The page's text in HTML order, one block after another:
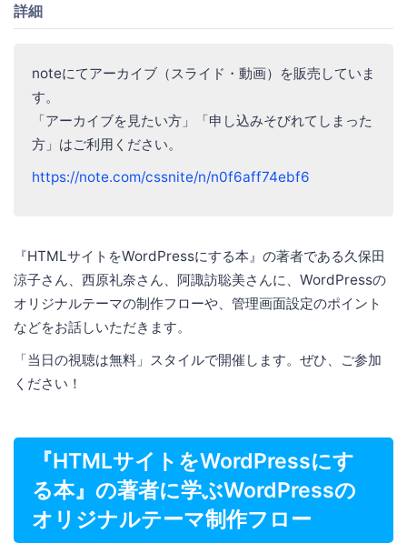
詳細
noteにてアーカイブ（スライド・動画）を販売していま
す。
「アーカイブを見たい方」「申し込みそびれてしまった
方」はご利用ください。
https://note.com/cssnite/n/n0f6aff74ebf6
『HTMLサイトをWordPressにする本』の著者である久保田
涼子さん、西原礼奈さん、阿諏訪聡美さんに、WordPressの
オリジナルテーマの制作フローや、管理画面設定のポイント
などをお話しいただきます。
「当日の視聴は無料」スタイルで開催します。ぜひ、ご参加
ください！
『HTMLサイトをWordPressにす
る本』の著者に学ぶWordPressの
オリジナルテーマ制作フロー